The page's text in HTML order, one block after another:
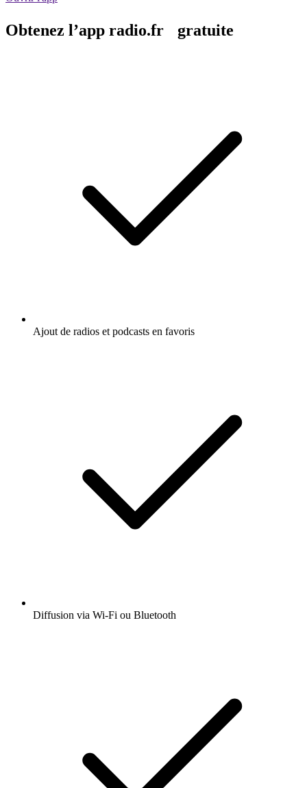
Obtenez l’app radio.fr gratuite
Ajout de radios et podcasts en favoris
Diffusion via Wi-Fi ou Bluetooth